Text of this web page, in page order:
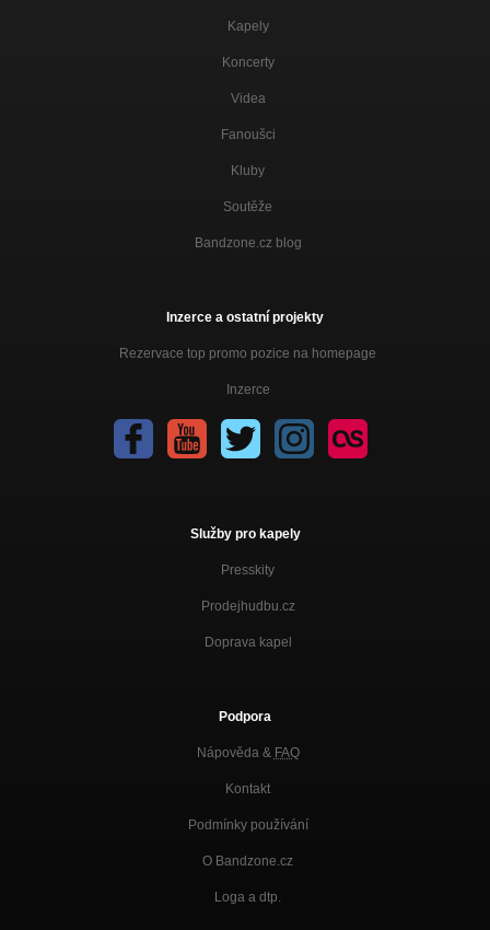
Kapely
Koncerty
Videa
Fanoušci
Kluby
Soutěže
Bandzone.cz blog
Inzerce a ostatní projekty
Rezervace top promo pozice na homepage
Inzerce
Služby pro kapely
Presskity
Prodejhudbu.cz
Doprava kapel
Podpora
Nápověda & FAQ
Kontakt
Podmínky používání
O Bandzone.cz
Loga a dtp.